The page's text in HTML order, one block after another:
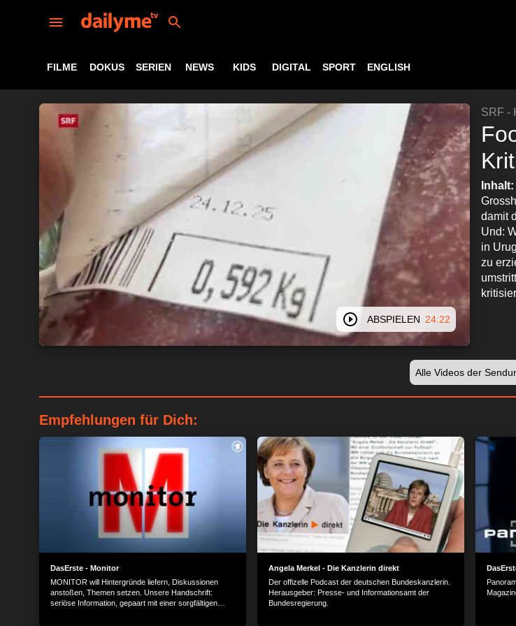
FILME DOKUS SERIEN NEWS KIDS DIGITAL SPORT ENGLISH
ABSPIELEN 24:22
SRF -
Inhalt:
damit
Und:
in
zu
Alle Videos der
Empfehlungen für Dich:
DasErste - Monitor
MONITOR will Hintergründe liefern, Diskussionen
anstoßen, Themen setzen. Unsere Handschrift:
seriöse Information, gepaart mit einer sorgfältigen
Angela Merkel - Die Kanzlerin direkt
Der offizelle Podcast der deutschen Bundeskanzlerin.
Herausgeber: Presse- und Informationsamt der
Bundesregierung.